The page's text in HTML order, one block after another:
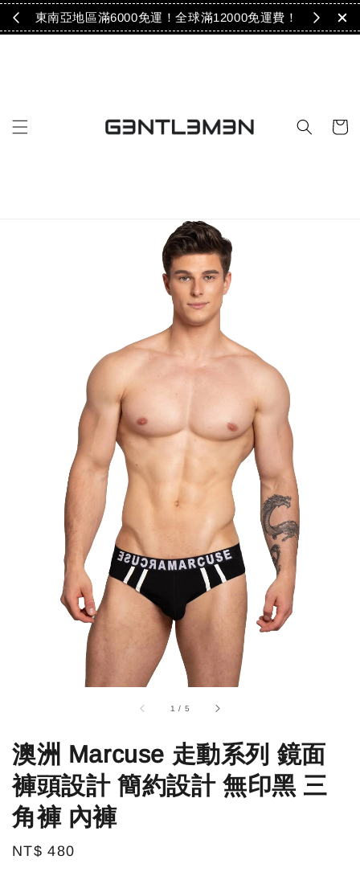
！ 東南亞地區滿6000免運！全球滿12000免運費！
1 / 5
澳洲 Marcuse 走動系列 鏡面
褲頭設計 簡約設計 無印黑 三
角褲 內褲
Regular
NT$ 480